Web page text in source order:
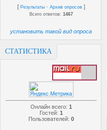
[ Результаты · Архив опросов ]
Всего ответов: 1467
установить такой вид опроса
СТАТИСТИКА
Онлайн всего: 1
Гостей: 1
Пользователей: 0